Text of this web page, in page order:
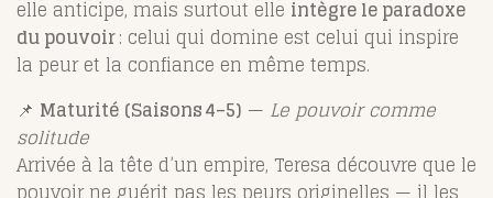
elle anticipe, mais surtout elle intègre le paradoxe
du pouvoir: celui qui domine est celui qui inspire
la peur et la confiance en même temps.
📌 Maturité (Saisons 4–5) — Le pouvoir comme
solitude
Arrivée à la tête d’un empire, Teresa découvre que le